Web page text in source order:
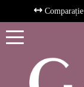
Comparație